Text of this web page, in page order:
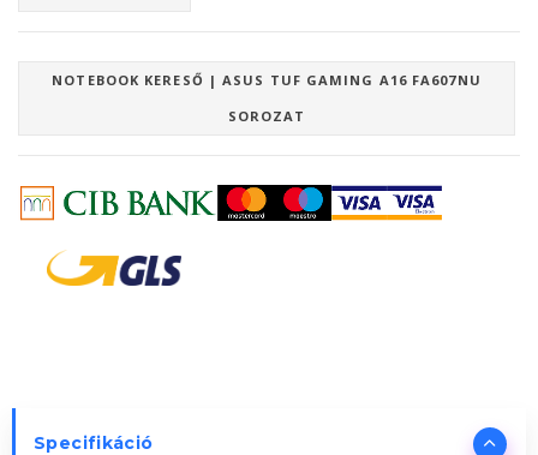
NOTEBOOK KERESŐ | ASUS TUF GAMING A16 FA607NU
SOROZAT
Specifikáció